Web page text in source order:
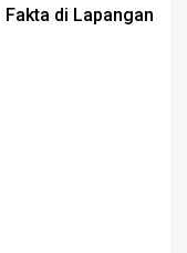
Fakta di Lapangan